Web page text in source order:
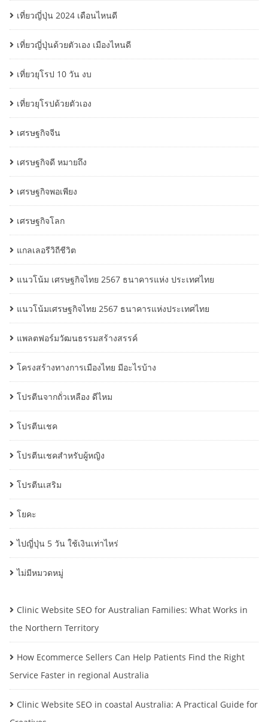
เที่ยวญี่ปุ่น 2024 เดือนไหนดี
เที่ยวญี่ปุ่นด้วยตัวเอง เมืองไหนดี
เที่ยวยุโรป 10 วัน งบ
เที่ยวยุโรปด้วยตัวเอง
เศรษฐกิจจีน
เศรษฐกิจดี หมายถึง
เศรษฐกิจพอเพียง
เศรษฐกิจโลก
แกลเลอรีวิถีชีวิต
แนวโน้ม เศรษฐกิจไทย 2567 ธนาคารแห่ง ประเทศไทย
แนวโน้มเศรษฐกิจไทย 2567 ธนาคารแห่งประเทศไทย
แพลตฟอร์มวัฒนธรรมสร้างสรรค์
โครงสร้างทางการเมืองไทย มีอะไรบ้าง
โปรตีนจากถั่วเหลือง ดีไหม
โปรตีนเชค
โปรตีนเชคสำหรับผู้หญิง
โปรตีนเสริม
โยคะ
ไปญี่ปุ่น 5 วัน ใช้เงินเท่าไหร่
ไม่มีหมวดหมู่
Clinic Website SEO for Australian Families: What Works in
the Northern Territory
How Ecommerce Sellers Can Help Patients Find the Right
Service Faster in regional Australia
Clinic Website SEO in coastal Australia: A Practical Guide for